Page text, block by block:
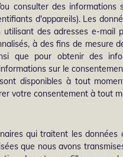
consulter des informations
d'appareils). Les
des adresses e-mail
à des fins de mesure
que pour obtenir des
sur le
disponibles à tout
votre consentement à tout
qui traitent les
que nous avons